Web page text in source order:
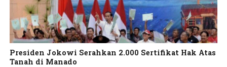
Presiden Jokowi Serahkan 2.000 Sertifikat Hak Atas
Tanah di Manado